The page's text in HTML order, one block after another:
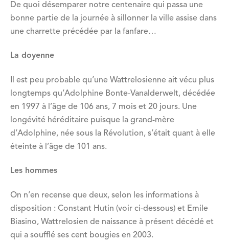
De quoi désemparer notre centenaire qui passa une
bonne partie de la journée à sillonner la ville assise dans
une charrette précédée par la fanfare…
La doyenne
Il est peu probable qu’une Wattrelosienne ait vécu plus
longtemps qu’Adolphine Bonte-Vanalderwelt, décédée
en 1997 à l’âge de 106 ans, 7 mois et 20 jours. Une
longévité héréditaire puisque la grand-mère
d’Adolphine, née sous la Révolution, s’était quant à elle
éteinte à l’âge de 101 ans.
Les hommes
On n’en recense que deux, selon les informations à
disposition : Constant Hutin (voir ci-dessous) et Emile
Biasino, Wattrelosien de naissance à présent décédé et
qui a soufflé ses cent bougies en 2003.